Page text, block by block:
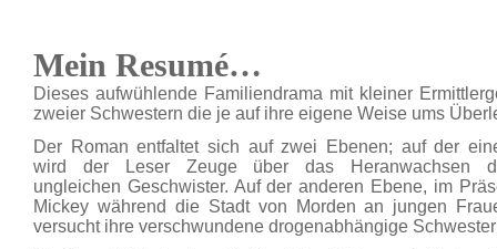
Mein Resumé…
Dieses aufwühlende Familiendrama mit kleiner
zweier Schwestern die je auf ihre eigene Weise ums
Der Roman entfaltet sich auf zwei Ebenen; auf der
wird der Leser Zeuge über das Heranwachsen
ungleichen Geschwister. Auf der anderen Ebene, im
Mickey während die Stadt von Morden an jungen
versucht ihre verschwundene drogenabhängige